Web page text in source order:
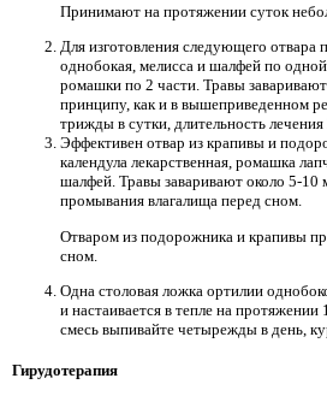
Принимают на протяжении суток
Для изготовления следующего отвара
однобокая, мелисса и шалфей по
ромашки по 2 части. Травы
принципу, как и в вышеприведенном
трижды в сутки, длительность
Эффективен отвар из крапивы и
календула лекарственная, ромашка
шалфей. Травы заваривают около 5-10
промывания влагалища перед сном.
Отваром из подорожника и крапивы
сном.
Одна столовая ложка ортилии
и настаивается в тепле на
смесь выпивайте четырежды в день,
Гирудотерапия